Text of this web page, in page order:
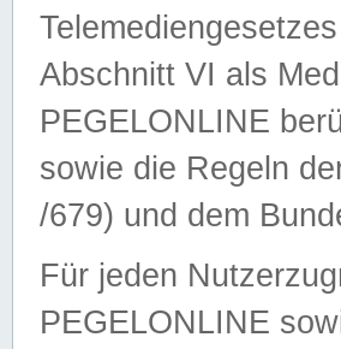
Abschnitt VI als
PEGELONLINE
sowie die Regeln
/679) und dem
Für jeden
PEGELONLINE